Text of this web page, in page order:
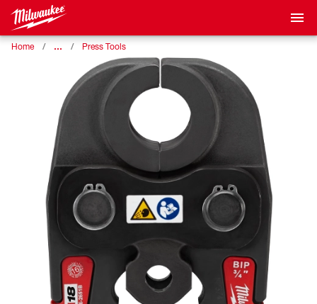
Home … Press Tools